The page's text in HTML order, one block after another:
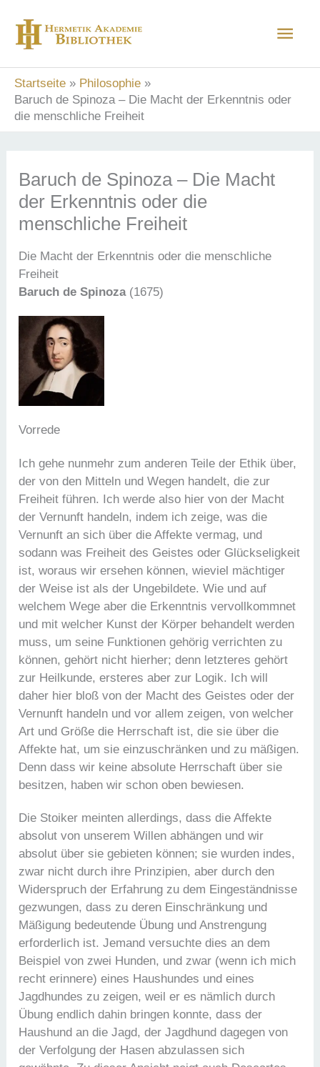
Inhalt
springen
Startseite
Philosophie
Baruch de Spinoza – Die Macht der Erkenntnis oder
die menschliche Freiheit
Baruch de Spinoza – Die Macht
der Erkenntnis oder die
menschliche Freiheit
Die Macht der Erkenntnis oder die menschliche
Freiheit
Baruch de Spinoza (1675)
Vorrede
Ich gehe nunmehr zum anderen Teile der Ethik über,
der von den Mitteln und Wegen handelt, die zur
Freiheit führen. Ich werde also hier von der Macht
der Vernunft handeln, indem ich zeige, was die
Vernunft an sich über die Affekte vermag, und
sodann was Freiheit des Geistes oder Glückseligkeit
ist, woraus wir ersehen können, wieviel mächtiger
der Weise ist als der Ungebildete. Wie und auf
welchem Wege aber die Erkenntnis vervollkommnet
und mit welcher Kunst der Körper behandelt werden
muss, um seine Funktionen gehörig verrichten zu
können, gehört nicht hierher; denn letzteres gehört
zur Heilkunde, ersteres aber zur Logik. Ich will
daher hier bloß von der Macht des Geistes oder der
Vernunft handeln und vor allem zeigen, von welcher
Art und Größe die Herrschaft ist, die sie über die
Affekte hat, um sie einzuschränken und zu mäßigen.
Denn dass wir keine absolute Herrschaft über sie
besitzen, haben wir schon oben bewiesen.
Die Stoiker meinten allerdings, dass die Affekte
absolut von unserem Willen abhängen und wir
absolut über sie gebieten können; sie wurden indes,
zwar nicht durch ihre Prinzipien, aber durch den
Widerspruch der Erfahrung zu dem Eingeständnisse
gezwungen, dass zu deren Einschränkung und
Mäßigung bedeutende Übung und Anstrengung
erforderlich ist. Jemand versuchte dies an dem
Beispiel von zwei Hunden, und zwar (wenn ich mich
recht erinnere) eines Haushundes und eines
Jagdhundes zu zeigen, weil er es nämlich durch
Übung endlich dahin bringen konnte, dass der
Haushund an die Jagd, der Jagdhund dagegen von
der Verfolgung der Hasen abzulassen sich